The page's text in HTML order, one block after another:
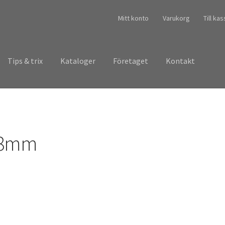
Mitt konto Varukorg Till
Tips & trix Kataloger Företaget Kontakt